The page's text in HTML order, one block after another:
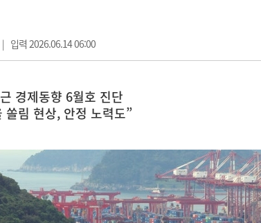
입력 2026.06.14 06:00
경제동향 6월호 진단
쏠림 현상, 안정 노력도”